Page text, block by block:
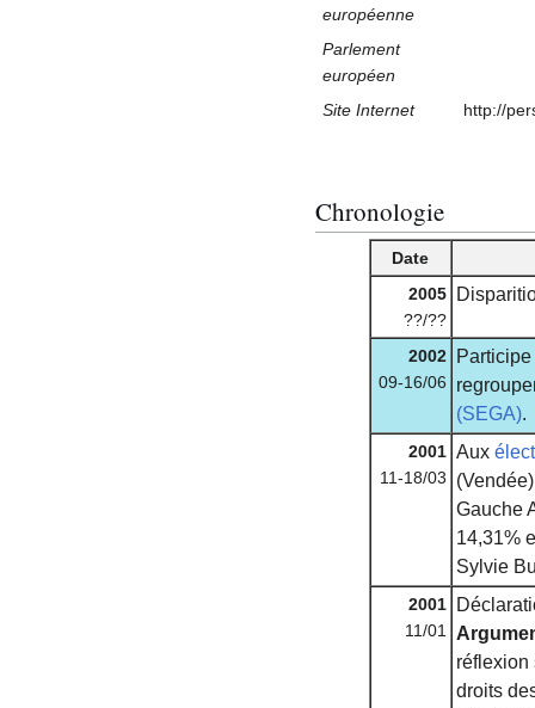
européenne
Parlement
européen
Site Internet
http://
Chronologie
Date
2005
??/??
2002
09-16/06
(SEGA).
2001
11-18/03
Aux
Gauche
14,31%
Sylvie
2001
11/01
réflexion
droits